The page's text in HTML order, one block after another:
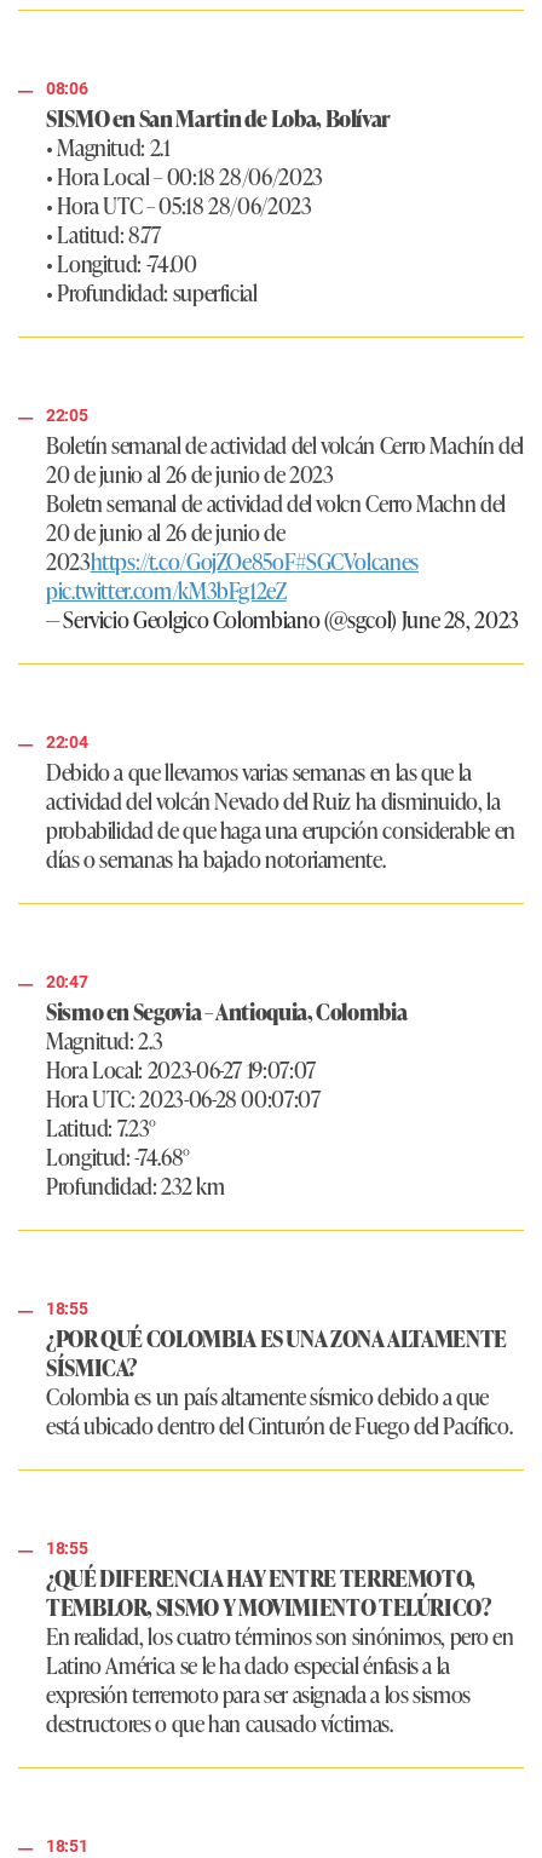
08:06
SISMO en San Martin de Loba, Bolívar
• Magnitud: 2.1
• Hora Local – 00:18 28/06/2023
• Hora UTC – 05:18 28/06/2023
• Latitud: 8.77
• Longitud: -74.00
• Profundidad: superficial
22:05
Boletín semanal de actividad del volcán Cerro Machín del
20 de junio al 26 de junio de 2023
Boletn semanal de actividad del volcn Cerro Machn del
20 de junio al 26 de junio de
2023https://t.co/GojZOe85oF#SGCVolcanes
pic.twitter.com/kM3bFg12eZ
— Servicio Geolgico Colombiano (@sgcol)June 28, 2023
22:04
Debido a que llevamos varias semanas en las que la
actividad del volcán Nevado del Ruiz ha disminuido, la
probabilidad de que haga una erupción considerable en
días o semanas ha bajado notoriamente.
20:47
Sismo en Segovia – Antioquia, Colombia
Magnitud: 2.3
Hora Local: 2023-06-27 19:07:07
Hora UTC: 2023-06-28 00:07:07
Latitud: 7.23°
Longitud: -74.68°
Profundidad: 232 km
18:55
¿POR QUÉ COLOMBIA ES UNA ZONA ALTAMENTE
SÍSMICA?
Colombia es un país altamente sísmico debido a que
está ubicado dentro del Cinturón de Fuego del Pacífico.
18:55
¿QUÉ DIFERENCIA HAY ENTRE TERREMOTO,
TEMBLOR, SISMO Y MOVIMIENTO TELÚRICO?
En realidad, los cuatro términos son sinónimos, pero en
Latino América se le ha dado especial énfasis a la
expresión terremoto para ser asignada a los sismos
destructores o que han causado víctimas.​​
18:51